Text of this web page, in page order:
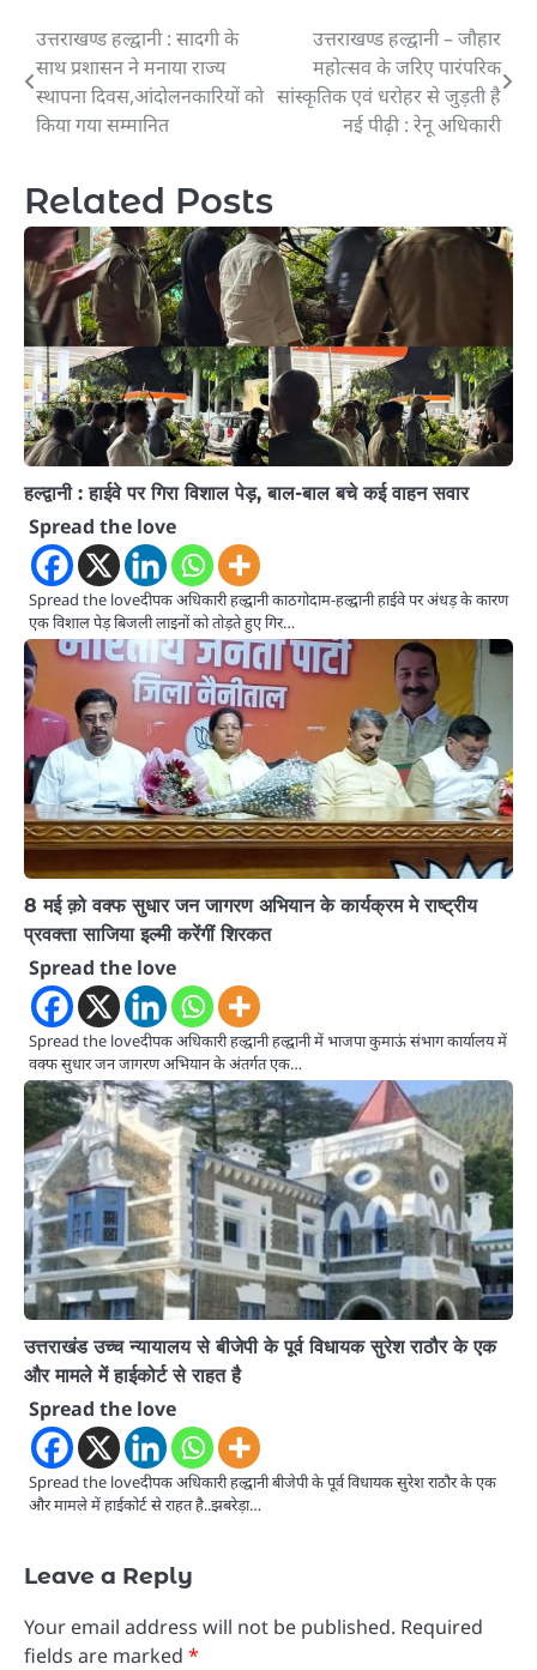
Post
navigation
उत्तराखण्ड हल्द्वानी : सादगी के
साथ प्रशासन ने मनाया राज्य
स्थापना दिवस,आंदोलनकारियों को
किया गया सम्मानित
उत्तराखण्ड हल्द्वानी – जौहार
महोत्सव के जरिए पारंपरिक
सांस्कृतिक एवं धरोहर से जुड़ती है
नई पीढ़ी : रेनू अधिकारी
Related Posts
हल्द्वानी : हाईवे पर गिरा विशाल पेड़, बाल-बाल बचे कई वाहन सवार
Spread the love
Spread the loveदीपक अधिकारी हल्द्वानी काठगोदाम-हल्द्वानी हाईवे पर अंधड़ के कारण
एक विशाल पेड़ बिजली लाइनों को तोड़ते हुए गिर…
8 मई क़ो वक्फ सुधार जन जागरण अभियान के कार्यक्रम मे राष्ट्रीय
प्रवक्ता साजिया इल्मी करेंगीं शिरकत
Spread the love
Spread the loveदीपक अधिकारी हल्द्वानी हल्द्वानी में भाजपा कुमाऊं संभाग कार्यालय में
वक्फ सुधार जन जागरण अभियान के अंतर्गत एक…
उत्तराखंड उच्च न्यायालय से बीजेपी के पूर्व विधायक सुरेश राठौर के एक
और मामले में हाईकोर्ट से राहत है
Spread the love
Spread the loveदीपक अधिकारी हल्द्वानी बीजेपी के पूर्व विधायक सुरेश राठौर के एक
और मामले में हाईकोर्ट से राहत है..झबरेड़ा…
Leave a Reply
Your email address will not be published. Required
fields are marked *